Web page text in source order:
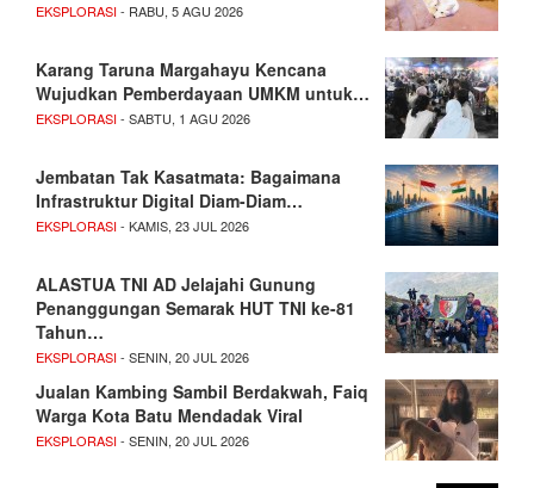
EKSPLORASI- RABU, 5 AGU 2026
Karang Taruna Margahayu Kencana
Wujudkan Pemberdayaan UMKM untuk…
EKSPLORASI- SABTU, 1 AGU 2026
Jembatan Tak Kasatmata: Bagaimana
Infrastruktur Digital Diam-Diam…
EKSPLORASI- KAMIS, 23 JUL 2026
ALASTUA TNI AD Jelajahi Gunung
Penanggungan Semarak HUT TNI ke-81
Tahun…
EKSPLORASI- SENIN, 20 JUL 2026
Jualan Kambing Sambil Berdakwah, Faiq
Warga Kota Batu Mendadak Viral
EKSPLORASI- SENIN, 20 JUL 2026